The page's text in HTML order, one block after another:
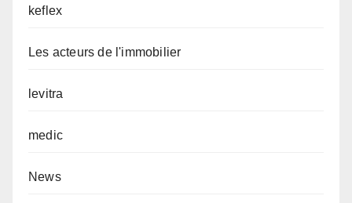
keflex
Les acteurs de l'immobilier
levitra
medic
News